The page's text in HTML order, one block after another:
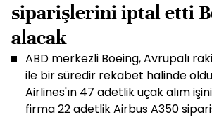
siparişlerini iptal etti
alacak
ABD merkezli Boeing, Avrupalı
ile bir süredir rekabet halinde
Airlines'ın 47 adetlik uçak alım
firma 22 adetlik Airbus A350